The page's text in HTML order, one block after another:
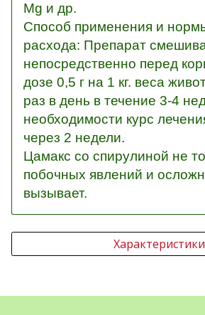
Mg и др.
Способ применения и
расхода: Препарат
непосредственно перед
дозе 0,5 г на 1 кг. веса
раз в день в течение 3-4
необходимости курс
через 2 недели.
Цамакс со спирулиной не
побочных явлений и
вызывает.
Характеристики